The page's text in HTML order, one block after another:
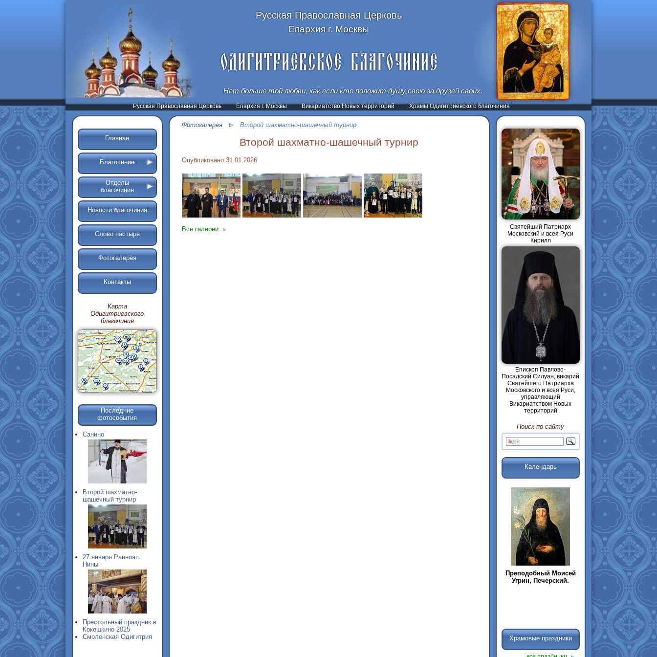
Русская Православная Церковь
Епархия г. Москвы
Нет больше той любви, как если кто положит душу свою за друзей своих.
Русская Православная Церковь Епархия г. Москвы Викариатство Новых территорий Храмы Одигитриевского благочиния
Главная
Благочиние
Отделы
благочиния
Новости благочиния
Слово пастыря
Фотогалерея
Контакты
Карта
Одигитриевского
благочиния
Последние
фотособытия
Санино
Второй шахматно-
шашечный турнир
27 января Равноап.
Нины
Престольный праздник в
Кокошкино 2025
Смоленская Одигитрия
Фотогалерея Второй шахматно-шашечный турнир
Второй шахматно-шашечный турнир
Опубликовано 31.01.2026
Все галереи
Святейший Патриарх
Московский и всея Руси
Кирилл
Епископ Павлово-
Посадский Силуан, викарий
Святейшего Патриарха
Московского и всея Руси,
управляющий
Викариатством Новых
территорий
Поиск по сайту
Календарь
Преподобный Моисей
Угрин, Печерский.
Храмовые праздники